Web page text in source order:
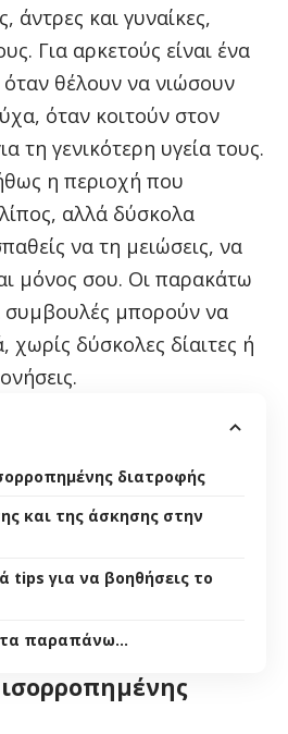
άντρες και γυναίκες,
Για αρκετούς είναι ένα
θέλουν να νιώσουν
όταν κοιτούν στον
τη γενικότερη υγεία τους.
η περιοχή που
αλλά δύσκολα
να τη μειώσεις, να
μόνος σου. Οι παρακάτω
συμβουλές μπορούν να
χωρίς δύσκολες δίαιτες ή
διατροφής
και της άσκησης στην
tips για να βοηθήσεις το
τα παραπάνω…